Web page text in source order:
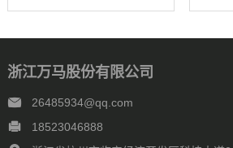
浙江万马股份有限公司
26485934@qq.com
18523046888